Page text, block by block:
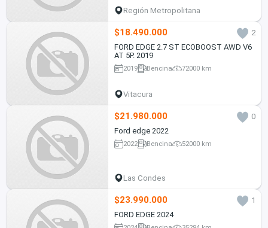
Región Metropolitana
$18.490.000
2
FORD EDGE 2.7 ST ECOBOOST AWD V6
AT 5P. 2019
2019 Bencina 72000 km
Vitacura
$21.980.000
0
Ford edge 2022
2022 Bencina 52000 km
Las Condes
$23.990.000
1
FORD EDGE 2024